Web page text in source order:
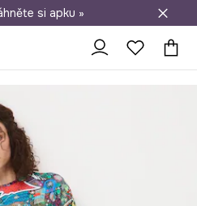
nákupu nad 1 200 Kč
si apku »